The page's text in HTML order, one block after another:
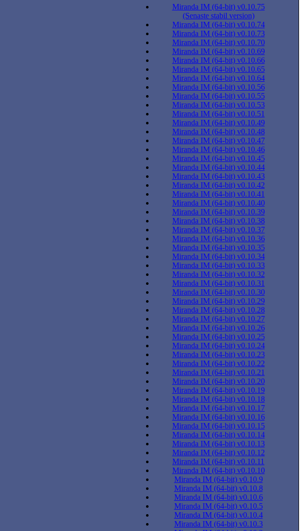
Miranda IM (64-bit) v0.10.75
(Senaste stabil version)
Miranda IM (64-bit) v0.10.74
Miranda IM (64-bit) v0.10.73
Miranda IM (64-bit) v0.10.70
Miranda IM (64-bit) v0.10.69
Miranda IM (64-bit) v0.10.66
Miranda IM (64-bit) v0.10.65
Miranda IM (64-bit) v0.10.64
Miranda IM (64-bit) v0.10.56
Miranda IM (64-bit) v0.10.55
Miranda IM (64-bit) v0.10.53
Miranda IM (64-bit) v0.10.51
Miranda IM (64-bit) v0.10.49
Miranda IM (64-bit) v0.10.48
Miranda IM (64-bit) v0.10.47
Miranda IM (64-bit) v0.10.46
Miranda IM (64-bit) v0.10.45
Miranda IM (64-bit) v0.10.44
Miranda IM (64-bit) v0.10.43
Miranda IM (64-bit) v0.10.42
Miranda IM (64-bit) v0.10.41
Miranda IM (64-bit) v0.10.40
Miranda IM (64-bit) v0.10.39
Miranda IM (64-bit) v0.10.38
Miranda IM (64-bit) v0.10.37
Miranda IM (64-bit) v0.10.36
Miranda IM (64-bit) v0.10.35
Miranda IM (64-bit) v0.10.34
Miranda IM (64-bit) v0.10.33
Miranda IM (64-bit) v0.10.32
Miranda IM (64-bit) v0.10.31
Miranda IM (64-bit) v0.10.30
Miranda IM (64-bit) v0.10.29
Miranda IM (64-bit) v0.10.28
Miranda IM (64-bit) v0.10.27
Miranda IM (64-bit) v0.10.26
Miranda IM (64-bit) v0.10.25
Miranda IM (64-bit) v0.10.24
Miranda IM (64-bit) v0.10.23
Miranda IM (64-bit) v0.10.22
Miranda IM (64-bit) v0.10.21
Miranda IM (64-bit) v0.10.20
Miranda IM (64-bit) v0.10.19
Miranda IM (64-bit) v0.10.18
Miranda IM (64-bit) v0.10.17
Miranda IM (64-bit) v0.10.16
Miranda IM (64-bit) v0.10.15
Miranda IM (64-bit) v0.10.14
Miranda IM (64-bit) v0.10.13
Miranda IM (64-bit) v0.10.12
Miranda IM (64-bit) v0.10.11
Miranda IM (64-bit) v0.10.10
Miranda IM (64-bit) v0.10.9
Miranda IM (64-bit) v0.10.8
Miranda IM (64-bit) v0.10.6
Miranda IM (64-bit) v0.10.5
Miranda IM (64-bit) v0.10.4
Miranda IM (64-bit) v0.10.3